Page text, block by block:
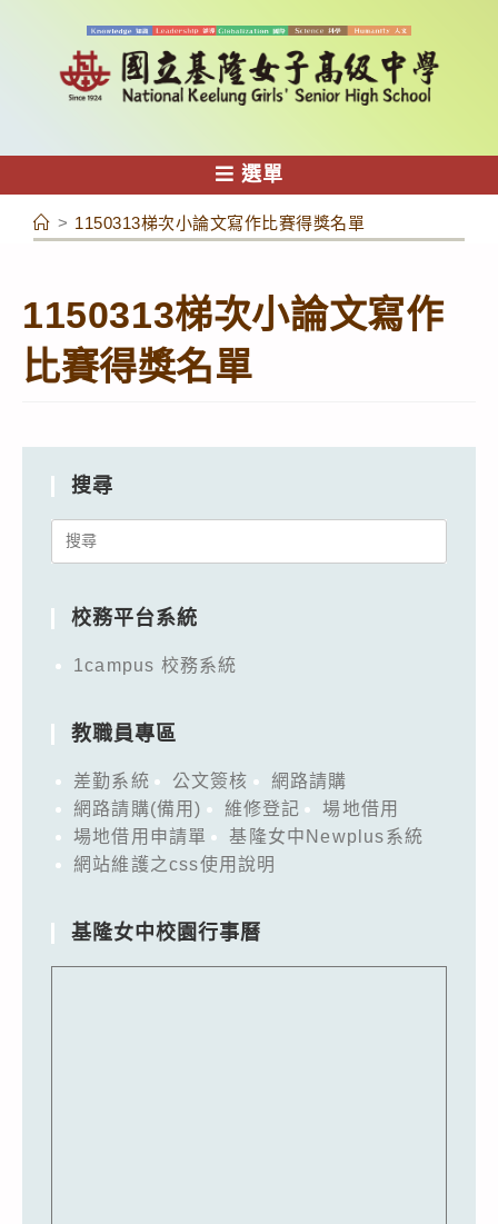
容
選單
> 1150313梯次小論文寫作比賽得獎名單
1150313梯次小論文寫作
比賽得獎名單
搜尋
Search
校務平台系統
1campus 校務系統
教職員專區
差勤系統 公文簽核
網路請購
網路請購(備用)
維修登記
場地借用
場地借用申請單
基隆女中Newplus系統
網站維護之css使用說明
基隆女中校園行事曆